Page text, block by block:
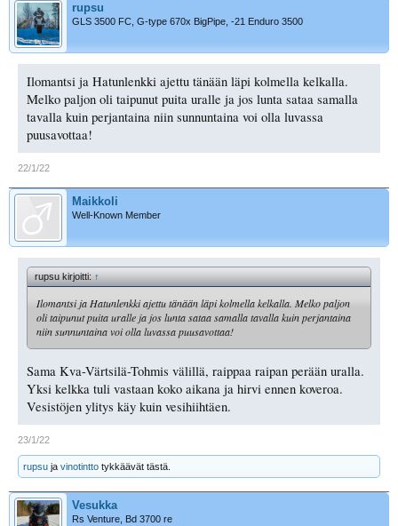
rupsu
GLS 3500 FC, G-type 670x BigPipe, -21 Enduro 3500
Ilomantsi ja Hatunlenkki ajettu tänään läpi kolmella kelkalla.
Melko paljon oli taipunut puita uralle ja jos lunta sataa samalla
tavalla kuin perjantaina niin sunnuntaina voi olla luvassa
puusavottaa!
22/1/22
Maikkoli
Well-Known Member
rupsu kirjoitti:↑
Ilomantsi ja Hatunlenkki ajettu tänään läpi kolmella kelkalla. Melko paljon
oli taipunut puita uralle ja jos lunta sataa samalla tavalla kuin perjantaina
niin sunnuntaina voi olla luvassa puusavottaa!
Sama Kva-Värtsilä-Tohmis välillä, raippaa raipan perään uralla.
Yksi kelkka tuli vastaan koko aikana ja hirvi ennen koveroa.
Vesistöjen ylitys käy kuin vesihiihtäen.
23/1/22
rupsu ja vinotintto tykkäävät tästä.
Vesukka
Rs Venture, Bd 3700 re